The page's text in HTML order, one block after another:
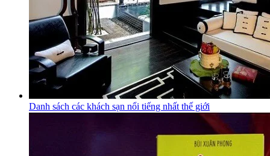
Danh sách các khách sạn nổi tiếng nhất thế giới